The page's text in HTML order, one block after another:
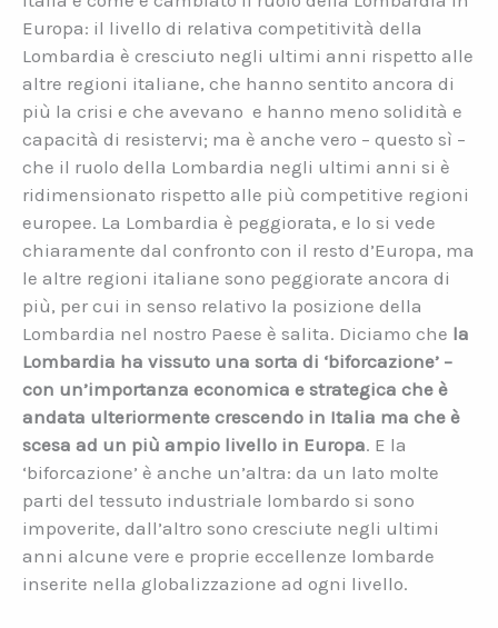
Europa: il livello di relativa competitività della
Lombardia è cresciuto negli ultimi anni rispetto alle
altre regioni italiane, che hanno sentito ancora di
più la crisi e che avevano e hanno meno solidità e
capacità di resistervi; ma è anche vero – questo sì –
che il ruolo della Lombardia negli ultimi anni si è
ridimensionato rispetto alle più competitive regioni
europee. La Lombardia è peggiorata, e lo si vede
chiaramente dal confronto con il resto d’Europa, ma
le altre regioni italiane sono peggiorate ancora di
più, per cui in senso relativo la posizione della
Lombardia nel nostro Paese è salita. Diciamo che la
Lombardia ha vissuto una sorta di ‘biforcazione’ –
con un’importanza economica e strategica che è
andata ulteriormente crescendo in Italia ma che è
scesa ad un più ampio livello in Europa. E la
‘biforcazione’ è anche un’altra: da un lato molte
parti del tessuto industriale lombardo si sono
impoverite, dall’altro sono cresciute negli ultimi
anni alcune vere e proprie eccellenze lombarde
inserite nella globalizzazione ad ogni livello.